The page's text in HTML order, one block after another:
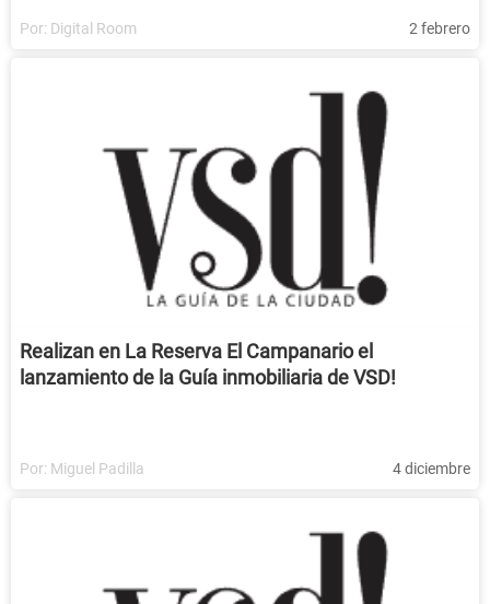
Por: Digital Room 2 febrero
Realizan en La Reserva El Campanario el
lanzamiento de la Guía inmobiliaria de VSD!
Por: Miguel Padilla 4 diciembre